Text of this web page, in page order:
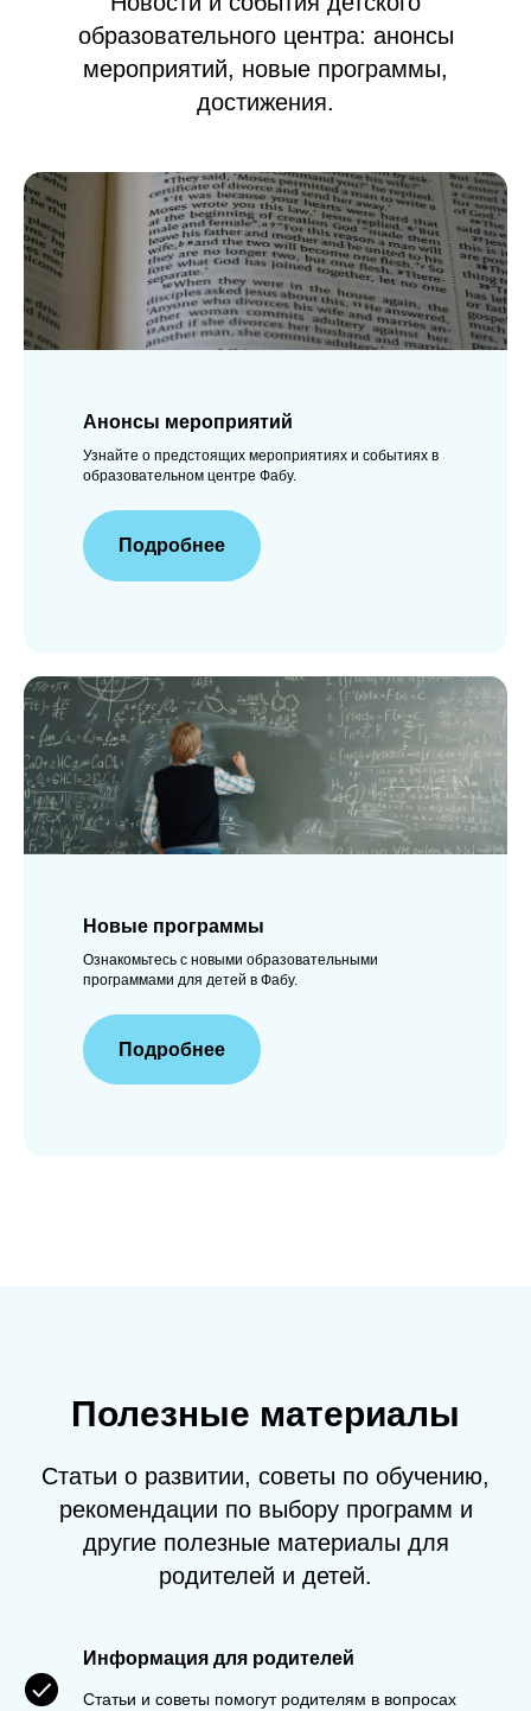
образовательного центра: анонсы
мероприятий, новые программы,
достижения.
Анонсы мероприятий
Узнайте о предстоящих мероприятиях и событиях в
образовательном центре Фабу.
Подробнее
Новые программы
Ознакомьтесь с новыми образовательными
программами для детей в Фабу.
Подробнее
Полезные материалы
Статьи о развитии, советы по обучению,
рекомендации по выбору программ и
другие полезные материалы для
родителей и детей.
Информация для родителей
Статьи и советы помогут родителям в вопросах